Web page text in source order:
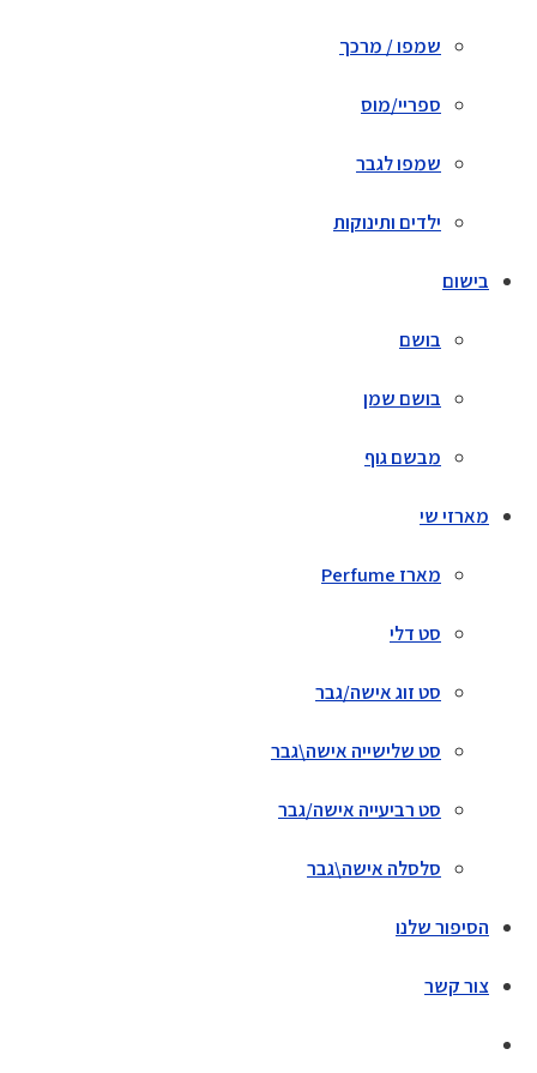
שמפו / מרכך
ספריי/מוס
שמפו לגבר
ילדים ותינוקות
בישום
בושם
בושם שמן
מבשם גוף
מארזי שי
מארז Perfume
סט דלי
סט זוג אישה/גבר
סט שלישייה אישה\גבר
סט רביעייה אישה/גבר
סלסלה אישה\גבר
הסיפור שלנו
צור קשר